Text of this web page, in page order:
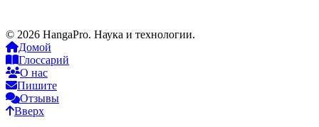
© 2026 HangaPro. Наука и технологии.
Домой
Глоссарий
О нас
Пишите
Отзывы
Вверх